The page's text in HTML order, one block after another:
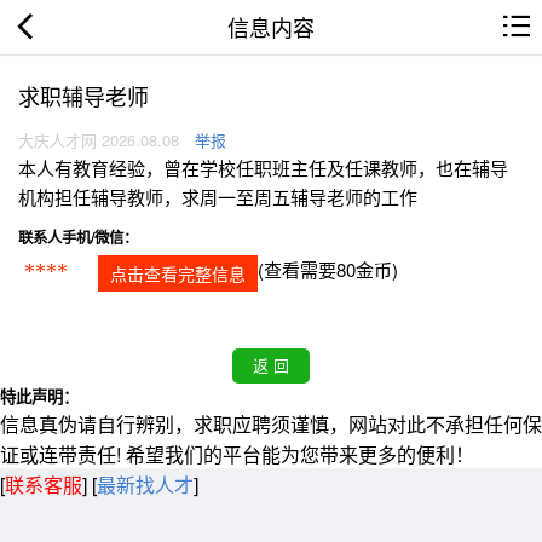
信息内容
求职辅导老师
大庆人才网 2026.08.08 举报
本人有教育经验，曾在学校任职班主任及任课教师，也在辅导
机构担任辅导教师，求周一至周五辅导老师的工作
联系人手机/微信：
**** 点击查看完整信息 (查看需要80金币)
特此声明：
信息真伪请自行辨别，求职应聘须谨慎，网站对此不承担任何保
证或连带责任! 希望我们的平台能为您带来更多的便利！
[联系客服] [最新找人才]